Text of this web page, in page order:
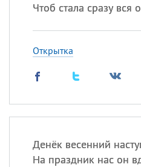
Чтоб стала сразу вся
Открытка
Денёк весенний
На праздник нас он